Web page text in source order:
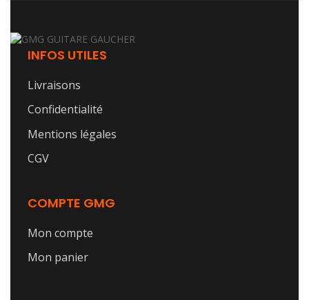
INFOS UTILES
Livraisons
Confidentialité
Mentions légales
CGV
COMPTE GMG
Mon compte
Mon panier